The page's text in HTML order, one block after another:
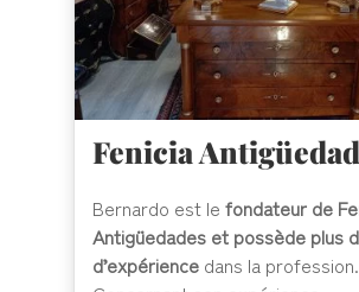
Fenicia
Bernardo est lefondateur de
Antigüedades et possède plus
d’expérience dans la profession.